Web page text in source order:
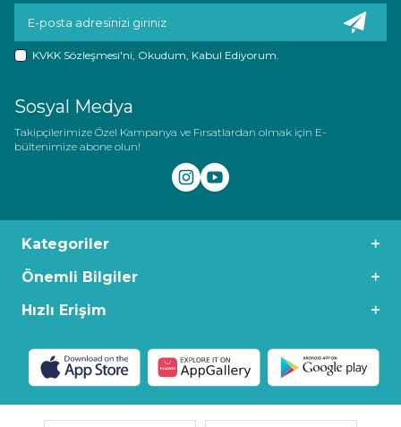
KVKK Sözleşmesi'ni , Okudum, Kabul Ediyorum.
Sosyal Medya
Takipçilerimize Özel Kampanya ve Fırsatlardan olmak için E-
bültenimize abone olun!
Kategoriler
Önemli Bilgiler
Hızlı Erişim